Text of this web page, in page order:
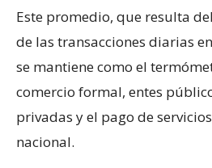
Este promedio, que resulta
de las transacciones diarias
se mantiene como el
comercio formal, entes
privadas y el pago de
nacional.